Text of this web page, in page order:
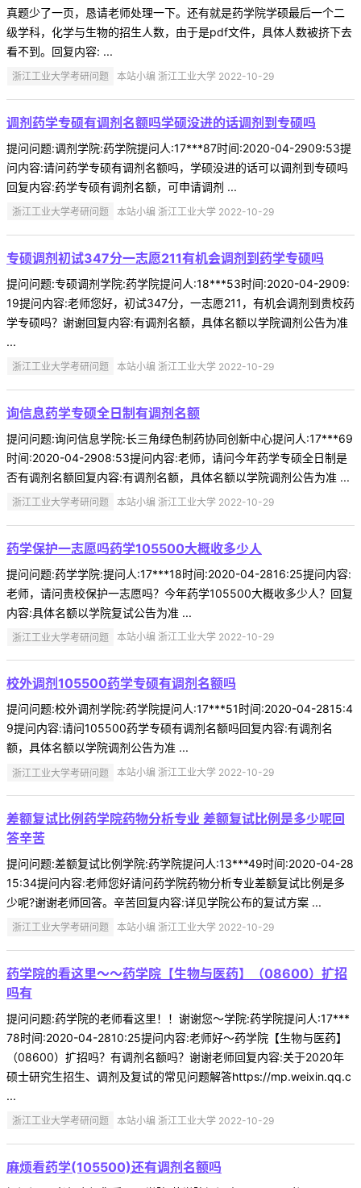
真题少了一页，恳请老师处理一下。还有就是药学院学硕最后一个二
级学科，化学与生物的招生人数，由于是pdf文件，具体人数被挤下去
看不到。回复内容: ...
浙江工业大学考研问题 本站小编 浙江工业大学 2022-10-29
调剂药学专硕有调剂名额吗学硕没进的话调剂到专硕吗
提问问题:调剂学院:药学院提问人:17***87时间:2020-04-2909:53提
问内容:请问药学专硕有调剂名额吗，学硕没进的话可以调剂到专硕吗
回复内容:药学专硕有调剂名额，可申请调剂 ...
浙江工业大学考研问题 本站小编 浙江工业大学 2022-10-29
专硕调剂初试347分一志愿211有机会调剂到药学专硕吗
提问问题:专硕调剂学院:药学院提问人:18***53时间:2020-04-2909:
19提问内容:老师您好，初试347分，一志愿211，有机会调剂到贵校药
学专硕吗？谢谢回复内容:有调剂名额，具体名额以学院调剂公告为准
...
浙江工业大学考研问题 本站小编 浙江工业大学 2022-10-29
询信息药学专硕全日制有调剂名额
提问问题:询问信息学院:长三角绿色制药协同创新中心提问人:17***69
时间:2020-04-2908:53提问内容:老师，请问今年药学专硕全日制是
否有调剂名额回复内容:有调剂名额，具体名额以学院调剂公告为准 ...
浙江工业大学考研问题 本站小编 浙江工业大学 2022-10-29
药学保护一志愿吗药学105500大概收多少人
提问问题:药学学院:提问人:17***18时间:2020-04-2816:25提问内容:
老师，请问贵校保护一志愿吗？今年药学105500大概收多少人？回复
内容:具体名额以学院复试公告为准 ...
浙江工业大学考研问题 本站小编 浙江工业大学 2022-10-29
校外调剂105500药学专硕有调剂名额吗
提问问题:校外调剂学院:药学院提问人:17***51时间:2020-04-2815:4
9提问内容:请问105500药学专硕有调剂名额吗回复内容:有调剂名
额，具体名额以学院调剂公告为准 ...
浙江工业大学考研问题 本站小编 浙江工业大学 2022-10-29
差额复试比例药学院药物分析专业 差额复试比例是多少呢回
答辛苦
提问问题:差额复试比例学院:药学院提问人:13***49时间:2020-04-28
15:34提问内容:老师您好请问药学院药物分析专业差额复试比例是多
少呢?谢谢老师回答。辛苦回复内容:详见学院公布的复试方案 ...
浙江工业大学考研问题 本站小编 浙江工业大学 2022-10-29
药学院的看这里～～药学院【生物与医药】（08600）扩招
吗有
提问问题:药学院的老师看这里！！谢谢您～学院:药学院提问人:17***
78时间:2020-04-2810:25提问内容:老师好～药学院【生物与医药】
（08600）扩招吗？有调剂名额吗？谢谢老师回复内容:关于2020年
硕士研究生招生、调剂及复试的常见问题解答https://mp.weixin.qq.c
...
浙江工业大学考研问题 本站小编 浙江工业大学 2022-10-29
麻烦看药学(105500)还有调剂名额吗